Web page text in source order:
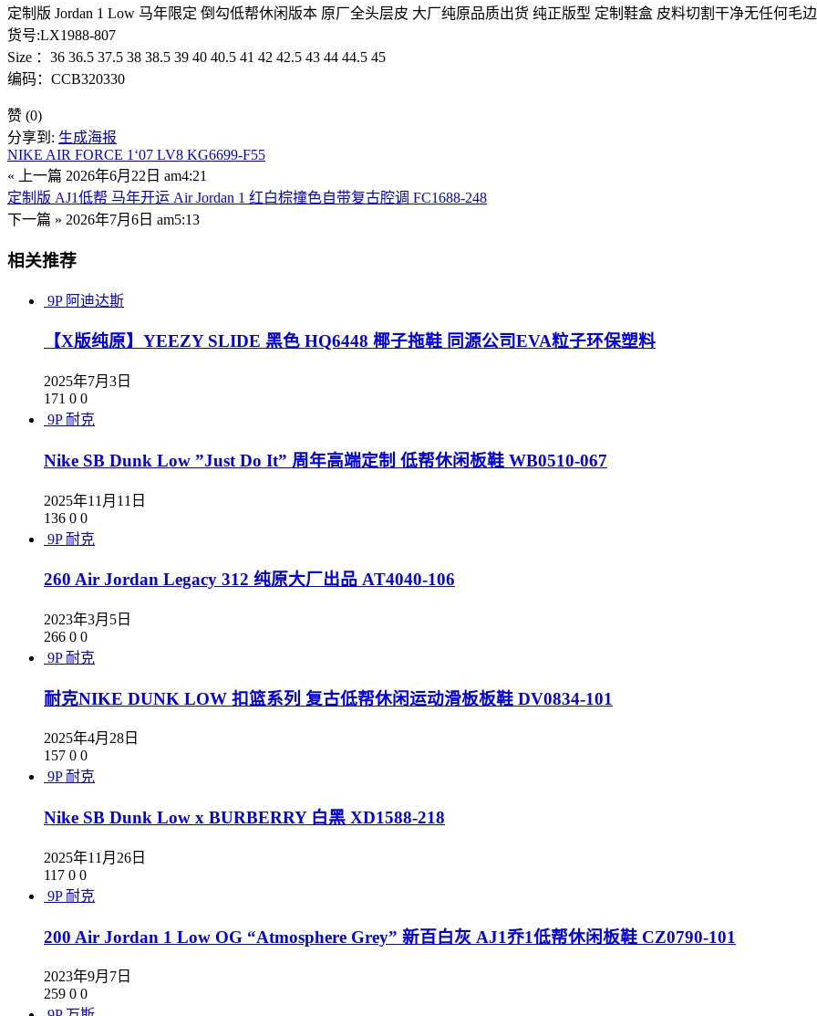
定制版 Jordan 1 Low 马年限定 倒勾低帮休闲版本 原厂全头层皮 大厂纯原品质出货 纯正版型 定制鞋盒 皮料切割干净无任何毛
货号:LX1988-807
Size ：36 36.5 37.5 38 38.5 39 40 40.5 41 42 42.5 43 44 44.5 45
编码：CCB320330
赞 (0)
分享到: 生成海报
NIKE AIR FORCE 1‘07 LV8 KG6699-F55
« 上一篇 2026年6月22日 am4:21
定制版 AJ1低帮 马年开运 Air Jordan 1 红白棕撞色自带复古腔调 FC1688-248
下一篇 » 2026年7月6日 am5:13
相关推荐
9P 阿迪达斯
【X版纯原】YEEZY SLIDE 黑色 HQ6448 椰子拖鞋 同源公司EVA粒子环保塑料
2025年7月3日
171 0 0
9P 耐克
Nike SB Dunk Low ”Just Do It” 周年高端定制 低帮休闲板鞋 WB0510-067
2025年11月11日
136 0 0
9P 耐克
260 Air Jordan Legacy 312 纯原大厂出品 AT4040-106
2023年3月5日
266 0 0
9P 耐克
耐克NIKE DUNK LOW 扣篮系列 复古低帮休闲运动滑板板鞋 DV0834-101
2025年4月28日
157 0 0
9P 耐克
Nike SB Dunk Low x BURBERRY 白黑 XD1588-218
2025年11月26日
117 0 0
9P 耐克
200 Air Jordan 1 Low OG “Atmosphere Grey” 新百白灰 AJ1乔1低帮休闲板鞋 CZ0790-101
2023年9月7日
259 0 0